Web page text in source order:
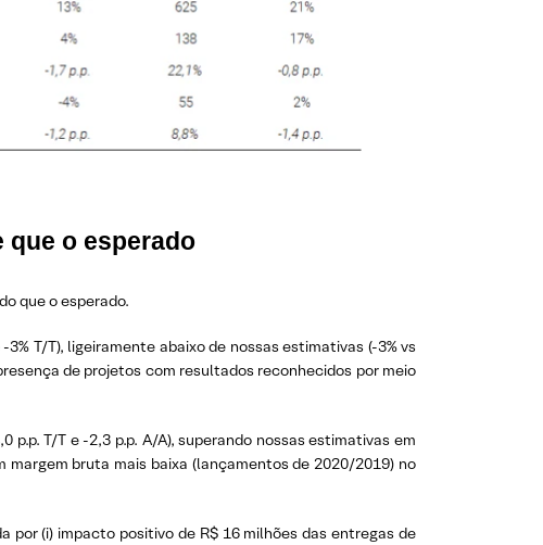
que o esperado
que o esperado.
T/T), ligeiramente abaixo de nossas estimativas (-3% vs
de projetos com resultados reconhecidos por meio
T/T e -2,3 p.p. A/A), superando nossas estimativas em
margem bruta mais baixa (lançamentos de 2020/2019) no
por (i) impacto positivo de R$ 16 milhões das entregas de